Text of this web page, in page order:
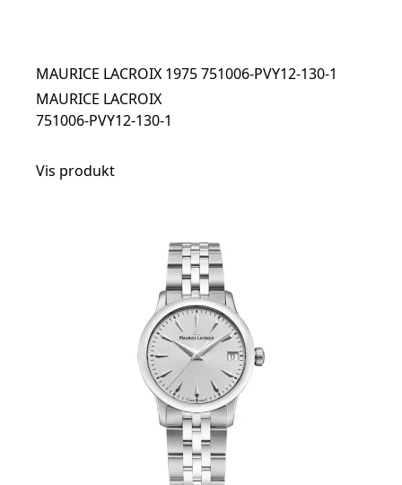
MAURICE LACROIX 1975 751006-PVY12-130-1
MAURICE LACROIX
751006-PVY12-130-1
Vis produkt